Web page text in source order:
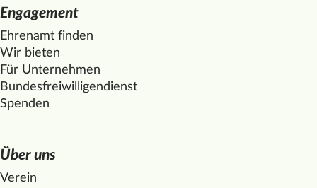
Engagement
Ehrenamt finden
Wir bieten
Für Unternehmen
Bundesfreiwilligendienst
Spenden
Über uns
Verein